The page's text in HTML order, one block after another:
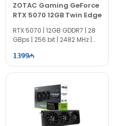
ZOTAC Gaming GeForce
RTX 5070 12GB Twin Edge
RTX 5070 | 12GB GDDR7 | 28
GBps | 256 bit | 2482 MHz |
1399